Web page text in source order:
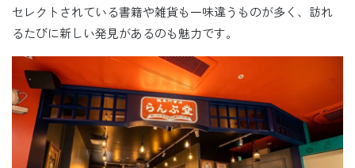
セレクトされている書籍や雑貨も一味違うものが多く、訪れ
るたびに新しい発見があるのも魅力です。